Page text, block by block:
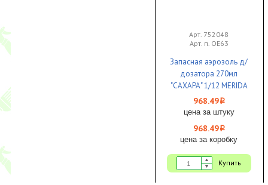
Арт. 752048
Арт. п. ОЕ63
Запасная аэрозоль д/
дозатора 270мл
"САХАРА" 1/12 MERIDA
ЧЗ
968.49i
цена за штуку
968.49i
цена за коробку
Купить